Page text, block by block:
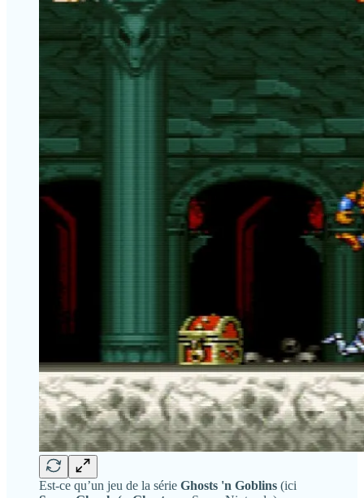
Est-ce qu’un jeu de la série Ghosts 'n Goblins (ici